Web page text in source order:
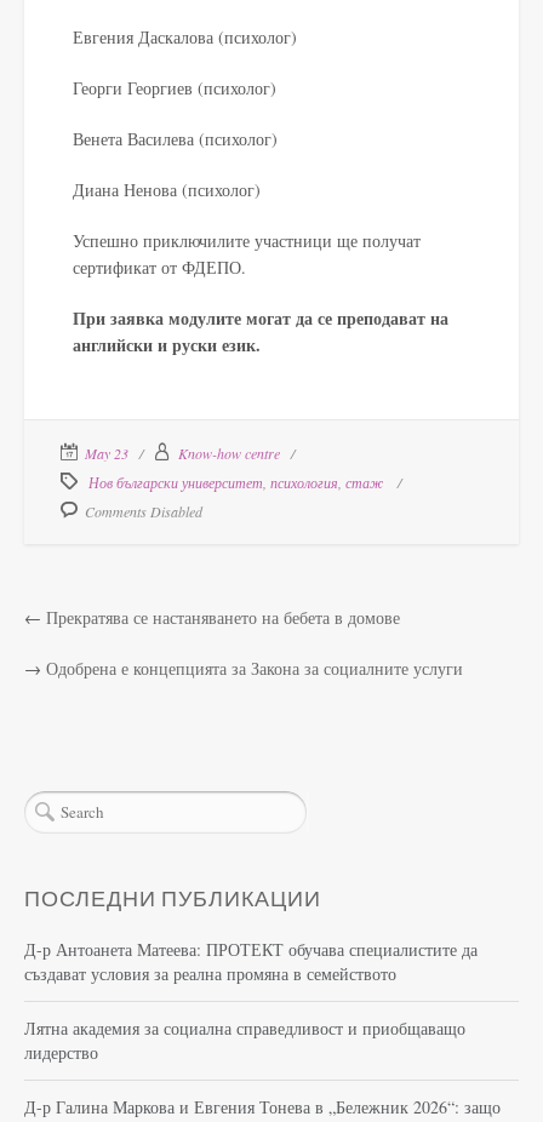
Евгения Даскалова (психолог)
Георги Георгиев (психолог)
Венета Василева (психолог)
Диана Ненова (психолог)
Успешно приключилите участници ще получат
сертификат от ФДЕПО.
При заявка модулите могат да се преподават на
английски и руски език.
May 23
Know-how centre
Нов български университет психология стаж
Comments Disabled
← Прекратява се настаняването на бебета в домове
→ Одобрена е концепцията за Закона за социалните услуги
ПОСЛЕДНИ ПУБЛИКАЦИИ
Д-р Антоанета Матеева: ПРОТЕКТ обучава специалистите да
създават условия за реална промяна в семейството
Лятна академия за социална справедливост и приобщаващо
лидерство
Д-р Галина Маркова и Евгения Тонева в „Бележник 2026“: защо